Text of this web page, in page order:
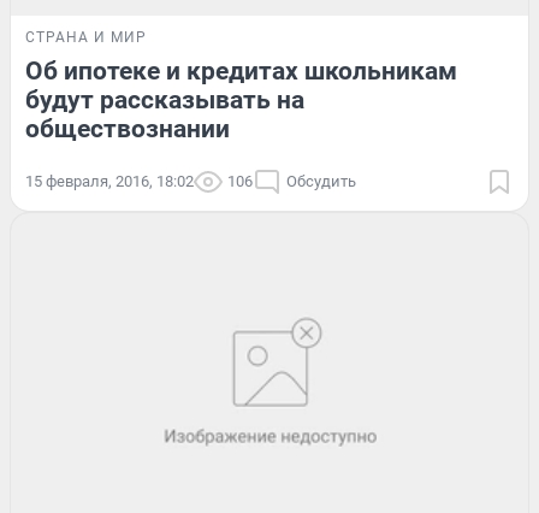
СТРАНА И МИР
Об ипотеке и кредитах школьникам
будут рассказывать на
обществознании
15 февраля, 2016, 18:02 106 Обсудить